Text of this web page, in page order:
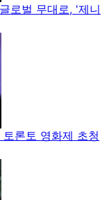
로벌 무대로, '제니
론토 영화제 초청